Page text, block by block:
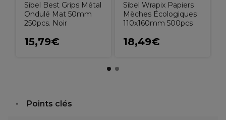
Sibel Best Grips Métal
Ondulé Mat 50mm
250pcs. Noir
15,79€
Sibel Wrapix Papiers
Mèches Écologiques
110x160mm 500pcs
18,49€
Points clés